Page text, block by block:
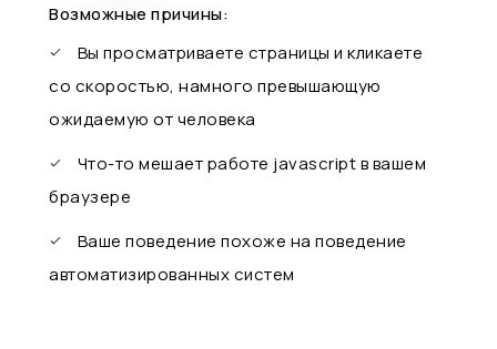
Возможные причины:
Вы просматриваете страницы и кликаете
со скоростью, намного превышающую
ожидаемую от человека
Что-то мешает работе javascript в вашем
браузере
Ваше поведение похоже на поведение
автоматизированных систем